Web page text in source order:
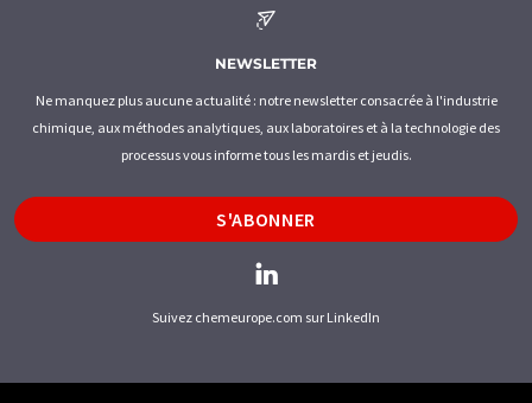
NEWSLETTER
Ne manquez plus aucune actualité : notre newsletter consacrée à l'industrie
chimique, aux méthodes analytiques, aux laboratoires et à la technologie des
processus vous informe tous les mardis et jeudis.
S'ABONNER
Suivez chemeurope.com sur LinkedIn